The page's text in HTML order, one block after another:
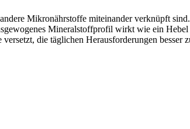
Mikronährstoffe miteinander verknüpft
Mineralstoffprofil wirkt wie ein
die täglichen Herausforderungen besser